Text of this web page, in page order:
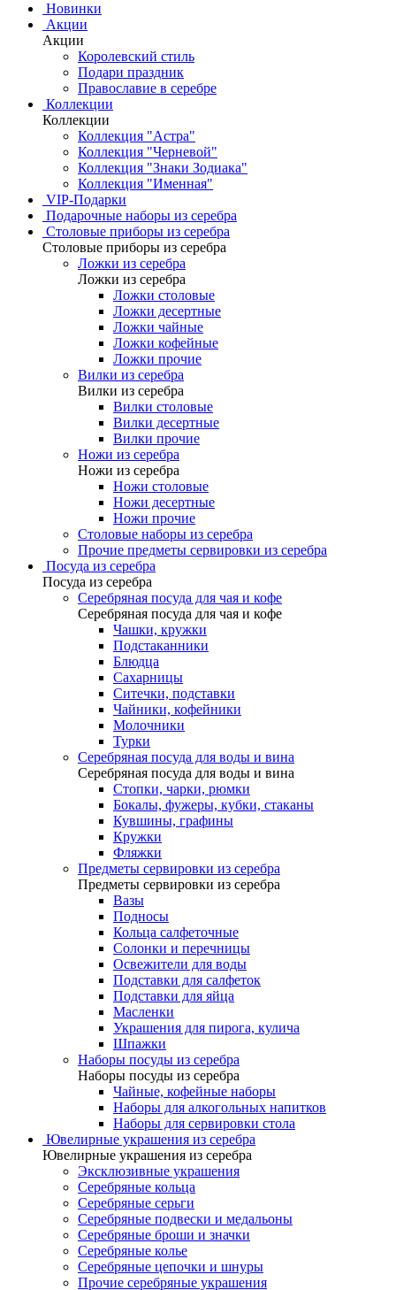
Новинки
Акции
Акции
Королевский стиль
Подари праздник
Православие в серебре
Коллекции
Коллекции
Коллекция "Астра"
Коллекция "Черневой"
Коллекция "Знаки Зодиака"
Коллекция "Именная"
VIP-Подарки
Подарочные наборы из серебра
Столовые приборы из серебра
Столовые приборы из серебра
Ложки из серебра
Ложки из серебра
Ложки столовые
Ложки десертные
Ложки чайные
Ложки кофейные
Ложки прочие
Вилки из серебра
Вилки из серебра
Вилки столовые
Вилки десертные
Вилки прочие
Ножи из серебра
Ножи из серебра
Ножи столовые
Ножи десертные
Ножи прочие
Столовые наборы из серебра
Прочие предметы сервировки из серебра
Посуда из серебра
Посуда из серебра
Серебряная посуда для чая и кофе
Серебряная посуда для чая и кофе
Чашки, кружки
Подстаканники
Блюдца
Сахарницы
Ситечки, подставки
Чайники, кофейники
Молочники
Турки
Серебряная посуда для воды и вина
Серебряная посуда для воды и вина
Стопки, чарки, рюмки
Бокалы, фужеры, кубки, стаканы
Кувшины, графины
Кружки
Фляжки
Предметы сервировки из серебра
Предметы сервировки из серебра
Вазы
Подносы
Кольца салфеточные
Солонки и перечницы
Освежители для воды
Подставки для салфеток
Подставки для яйца
Масленки
Украшения для пирога, кулича
Шпажки
Наборы посуды из серебра
Наборы посуды из серебра
Чайные, кофейные наборы
Наборы для алкогольных напитков
Наборы для сервировки стола
Ювелирные украшения из серебра
Ювелирные украшения из серебра
Эксклюзивные украшения
Серебряные кольца
Серебряные серьги
Серебряные подвески и медальоны
Серебряные броши и значки
Серебряные колье
Серебряные цепочки и шнуры
Прочие серебряные украшения